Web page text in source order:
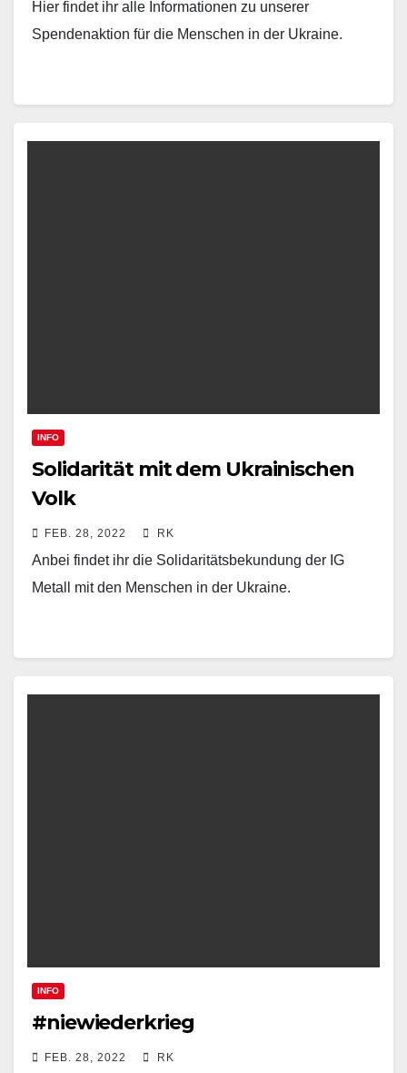
Hier findet ihr alle Informationen zu unserer
Spendenaktion für die Menschen in der Ukraine.
INFO
Solidarität mit dem Ukrainischen
Volk
FEB. 28, 2022 RK
Anbei findet ihr die Solidaritätsbekundung der IG
Metall mit den Menschen in der Ukraine.
INFO
#niewiederkrieg
FEB. 28, 2022 RK